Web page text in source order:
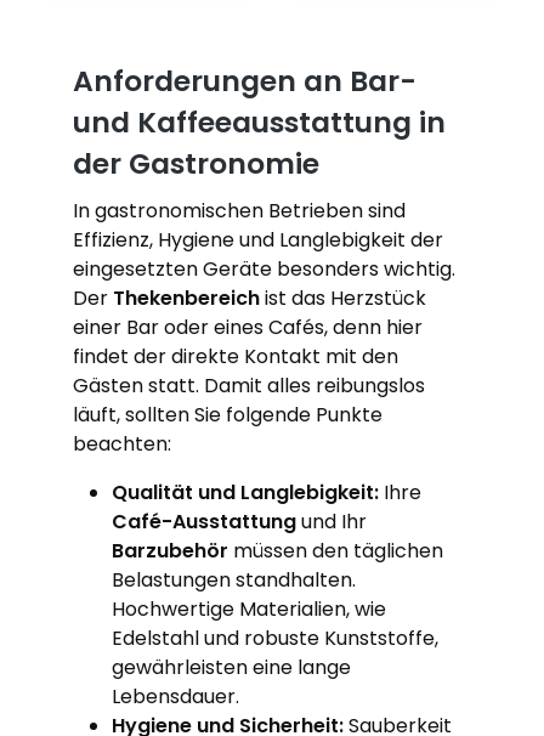
Anforderungen an Bar-
und Kaffeeausstattung in
der Gastronomie
In gastronomischen Betrieben sind
Effizienz, Hygiene und Langlebigkeit der
eingesetzten Geräte besonders wichtig.
Der Thekenbereichist das Herzstück
einer Bar oder eines Cafés, denn hier
findet der direkte Kontakt mit den
Gästen statt. Damit alles reibungslos
läuft, sollten Sie folgende Punkte
beachten:
Qualität und Langlebigkeit: Ihre
Café-Ausstattungund Ihr
Barzubehör müssen den täglichen
Belastungen standhalten.
Hochwertige Materialien, wie
Edelstahl und robuste Kunststoffe,
gewährleisten eine lange
Lebensdauer.
Hygiene und Sicherheit:Sauberkeit